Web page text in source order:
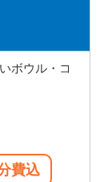
ボウル・コ
費込